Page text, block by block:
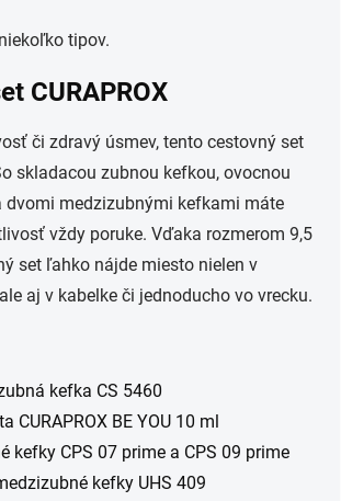
tipov.
CURAPROX
či zdravý úsmev, tento cestovný set
skladacou zubnou kefkou, ovocnou
dvomi medzizubnými kefkami máte
vždy poruke. Vďaka rozmerom 9,5
set ľahko nájde miesto nielen v
aj v kabelke či jednoducho vo vrecku.
kefka CS 5460
CURAPROX BE YOU 10 ml
kefky CPS 07 prime a CPS 09 prime
kefky UHS 409